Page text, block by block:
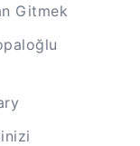
Gitmek